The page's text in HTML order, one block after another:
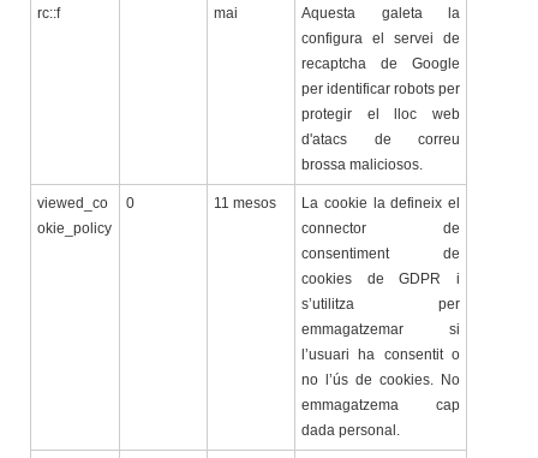
rc::f mai
Aquesta galeta la
configura el servei de
recaptcha de Google
per identificar robots per
protegir el lloc web
d'atacs de correu
brossa maliciosos.
viewed_co
okie_policy
0 11 mesos
La cookie la defineix el
connector de
consentiment de
cookies de GDPR i
s’utilitza per
emmagatzemar si
l’usuari ha consentit o
no l’ús de cookies. No
emmagatzema cap
dada personal.